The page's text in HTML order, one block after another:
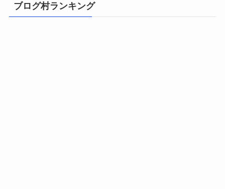
ブログ村ランキング